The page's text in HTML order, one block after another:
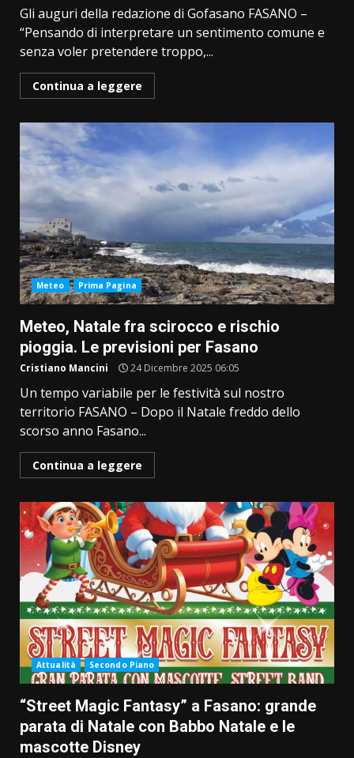
Gli auguri della redazione di Gofasano FASANO –
“Pensando di interpretare un sentimento comune e
senza voler pretendere troppo,...
Continua a leggere
Meteo Prima Pagina
Meteo, Natale fra scirocco e rischio
pioggia. Le previsioni per Fasano
Cristiano Mancini 24 Dicembre 2025 06:05
Un tempo variabile per le festività sul nostro
territorio FASANO – Dopo il Natale freddo dello
scorso anno Fasano...
Continua a leggere
Attualità Secondo Piano
“Street Magic Fantasy” a Fasano: grande
parata di Natale con Babbo Natale e le
mascotte Disney